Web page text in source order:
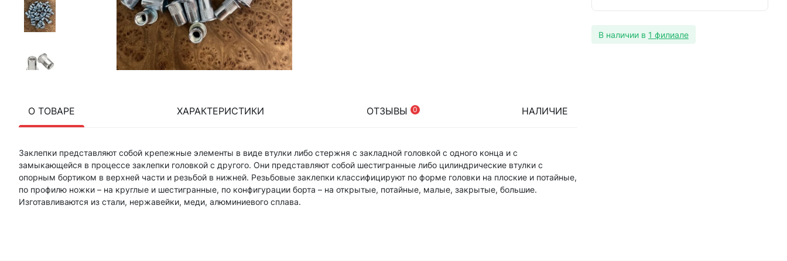
О ТОВАРЕ ХАРАКТЕРИСТИКИ ОТЗЫВЫ 0 НАЛИЧИЕ
Заклепки представляют собой крепежные элементы в виде втулки либо стержня с закладной головкой с одного конца и с
замыкающейся в процессе заклепки головкой с другого. Они представляют собой шестигранные либо цилиндрические втулки с
опорным бортиком в верхней части и резьбой в нижней. Резьбовые заклепки классифицируют по форме головки на плоские и потайные,
по профилю ножки – на круглые и шестигранные, по конфигурации борта – на открытые, потайные, малые, закрытые, большие.
Изготавливаются из стали, нержавейки, меди, алюминиевого сплава.
В наличии в 1 филиале